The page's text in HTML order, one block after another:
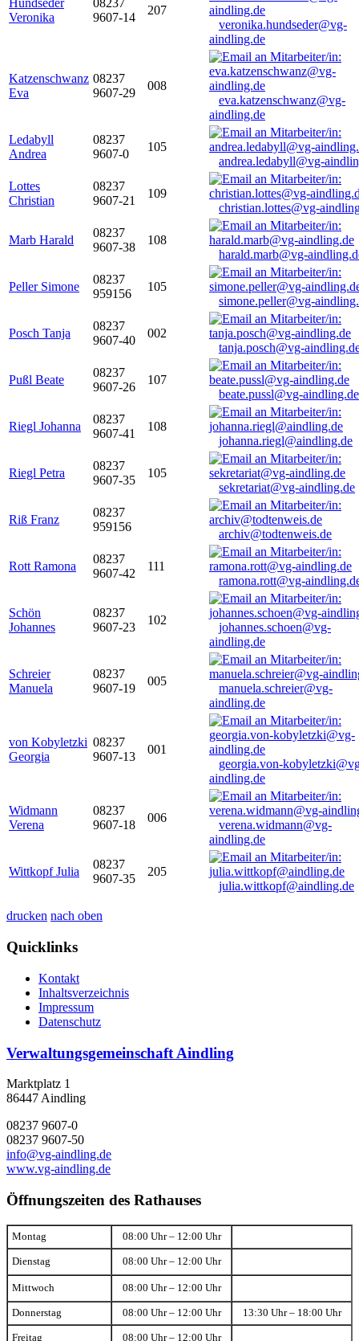
Hundseder
Veronika
08237
9607-14
207
veronika.hundseder@vg-
aindling.de
Katzenschwanz
Eva
08237
9607-29
008
eva.katzenschwanz@vg-
aindling.de
Ledabyll
Andrea
08237
9607-0
105
andrea.ledabyll@vg-
Lottes
Christian
08237
9607-21
109
christian.lottes@vg-
Marb Harald
08237
9607-38
108
harald.marb@vg-
Peller Simone
08237
959156
105
simone.peller@vg-
Posch Tanja
08237
9607-40
002
tanja.posch@vg-
Pußl Beate
08237
9607-26
107
beate.pussl@vg-aindling.de
Riegl Johanna
08237
9607-41
108
johanna.riegl@aindling.de
Riegl Petra
08237
9607-35
105
sekretariat@vg-aindling.de
Riß Franz
08237
959156
archiv@todtenweis.de
Rott Ramona
08237
9607-42
111
ramona.rott@vg-
Schön
Johannes
08237
9607-23
102
johannes.schoen@vg-
aindling.de
Schreier
Manuela
08237
9607-19
005
manuela.schreier@vg-
aindling.de
von Kobyletzki
Georgia
08237
9607-13
001
georgia.von-
aindling.de
Widmann
Verena
08237
9607-18
006
verena.widmann@vg-
aindling.de
Wittkopf Julia
08237
9607-35
205
julia.wittkopf@aindling.de
drucken nach oben
Quicklinks
Kontakt
Inhaltsverzeichnis
Impressum
Datenschutz
Verwaltungsgemeinschaft Aindling
Marktplatz 1
86447 Aindling
08237 9607-0
08237 9607-50
info@vg-aindling.de
www.vg-aindling.de
Öffnungszeiten des Rathauses
Montag 08:00 Uhr – 12:00 Uhr
Dienstag 08:00 Uhr – 12:00 Uhr
Mittwoch 08:00 Uhr – 12:00 Uhr
Donnerstag 08:00 Uhr – 12:00 Uhr 13:30 Uhr – 18:00 Uhr
Freitag 08:00 Uhr – 12:00 Uhr